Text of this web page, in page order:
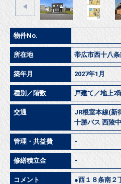
物件No.
所在地 帯広市西十八
築年月 2027年1月
種別／階数 戸建て／地上2
交通
JR根室本線(新
十勝バス 西陵
管理・共益費 -
修繕積立金 -
コメント
●西１８条南２